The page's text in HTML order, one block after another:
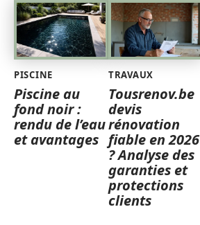
PISCINE
Piscine au
fond noir :
rendu de l’eau
et avantages
TRAVAUX
Tousrenov.be
devis
rénovation
fiable en 2026
? Analyse des
garanties et
protections
clients